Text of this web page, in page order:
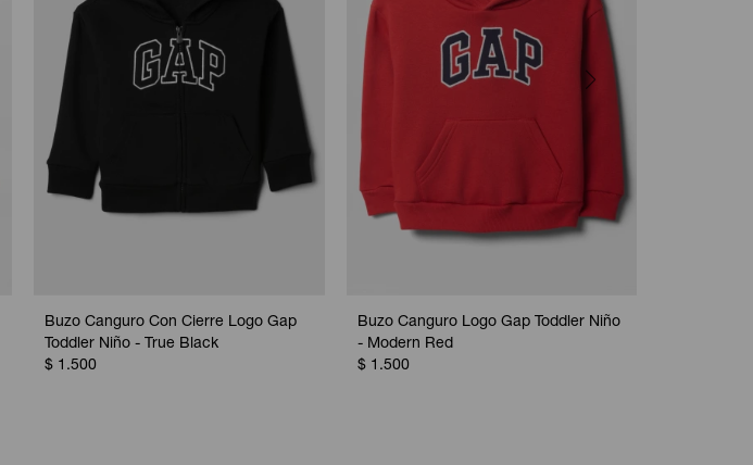
Buzo Canguro Con Cierre Logo Gap
Toddler Niño - True Black
$ 1.500
Buzo Canguro Logo Gap Toddler Niño
- Modern Red
$ 1.500